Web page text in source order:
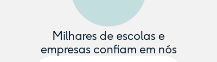
Milhares de escolas e
empresas confiam em nós